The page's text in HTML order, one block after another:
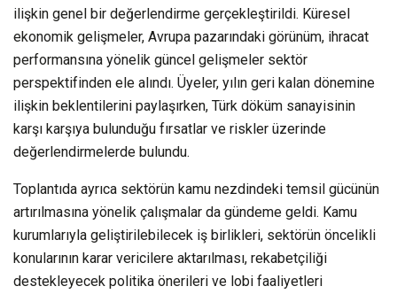
ilişkin genel bir değerlendirme gerçekleştirildi. Küresel
ekonomik gelişmeler, Avrupa pazarındaki görünüm, ihracat
performansına yönelik güncel gelişmeler sektör
perspektifinden ele alındı. Üyeler, yılın geri kalan dönemine
ilişkin beklentilerini paylaşırken, Türk döküm sanayisinin
karşı karşıya bulunduğu fırsatlar ve riskler üzerinde
değerlendirmelerde bulundu.
Toplantıda ayrıca sektörün kamu nezdindeki temsil gücünün
artırılmasına yönelik çalışmalar da gündeme geldi. Kamu
kurumlarıyla geliştirilebilecek iş birlikleri, sektörün öncelikli
konularının karar vericilere aktarılması, rekabetçiliği
destekleyecek politika önerileri ve lobi faaliyetleri